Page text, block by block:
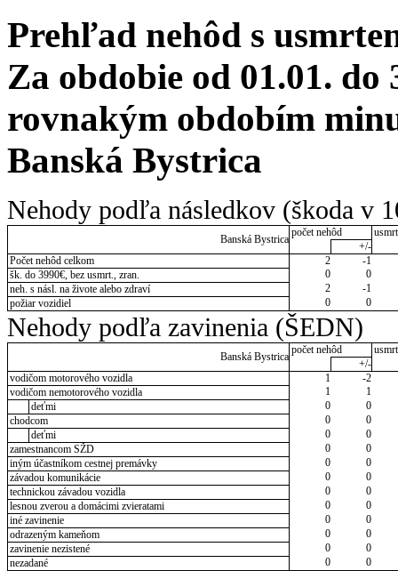
Prehľad nehôd s
Za obdobie od 01.01. do
rovnakým obdobím
Banská Bystrica
Nehody podľa následkov (škoda v
Banská Bystrica
počet nehôd
+/-
Počet nehôd celkom
2
-1
šk. do 3990€, bez usmrt., zran.
0
0
neh. s násl. na živote alebo zdraví
2
-1
požiar vozidiel
0 0
Nehody podľa zavinenia (ŠEDN)
Banská Bystrica
počet nehôd
+/-
vodičom motorového vozidla
1
-2
vodičom nemotorového vozidla
1
1
deťmi
0
0
chodcom
0
0
deťmi
0
0
zamestnancom SŽD
0
0
iným účastníkom cestnej premávky
0
0
závadou komunikácie
0
0
technickou závadou vozidla
0
0
lesnou zverou a domácimi zvieratami
0
0
iné zavinenie
0
0
odrazeným kameňom
0
0
zavinenie nezistené
0
0
nezadané
0 0